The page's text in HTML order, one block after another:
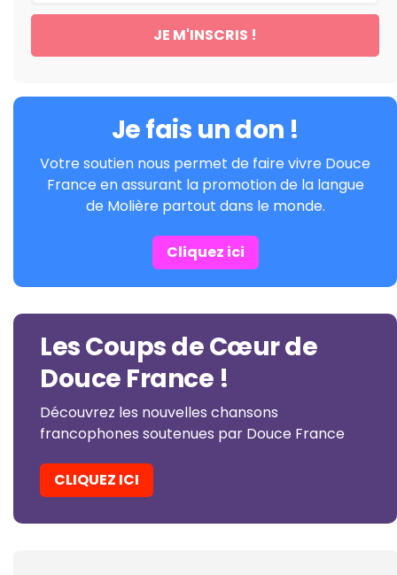
Je fais un don !
Votre soutien nous permet de faire vivre Douce
France en assurant la promotion de la langue
de Molière partout dans le monde.
Cliquez ici
Les Coups de Cœur de
Douce France !
Découvrez les nouvelles chansons
francophones soutenues par Douce France
CLIQUEZ ICI